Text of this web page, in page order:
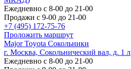
Ежедневно с 8-00 до 21-00
Продажи с 9-00 до 21-00
+7 (495) 172-75-76
Проложить маршрут
Major Toyota Сокольники
г. Москва, Сокольнический вал, д. 1 л
Ежедневно с 8-00 до 21-00